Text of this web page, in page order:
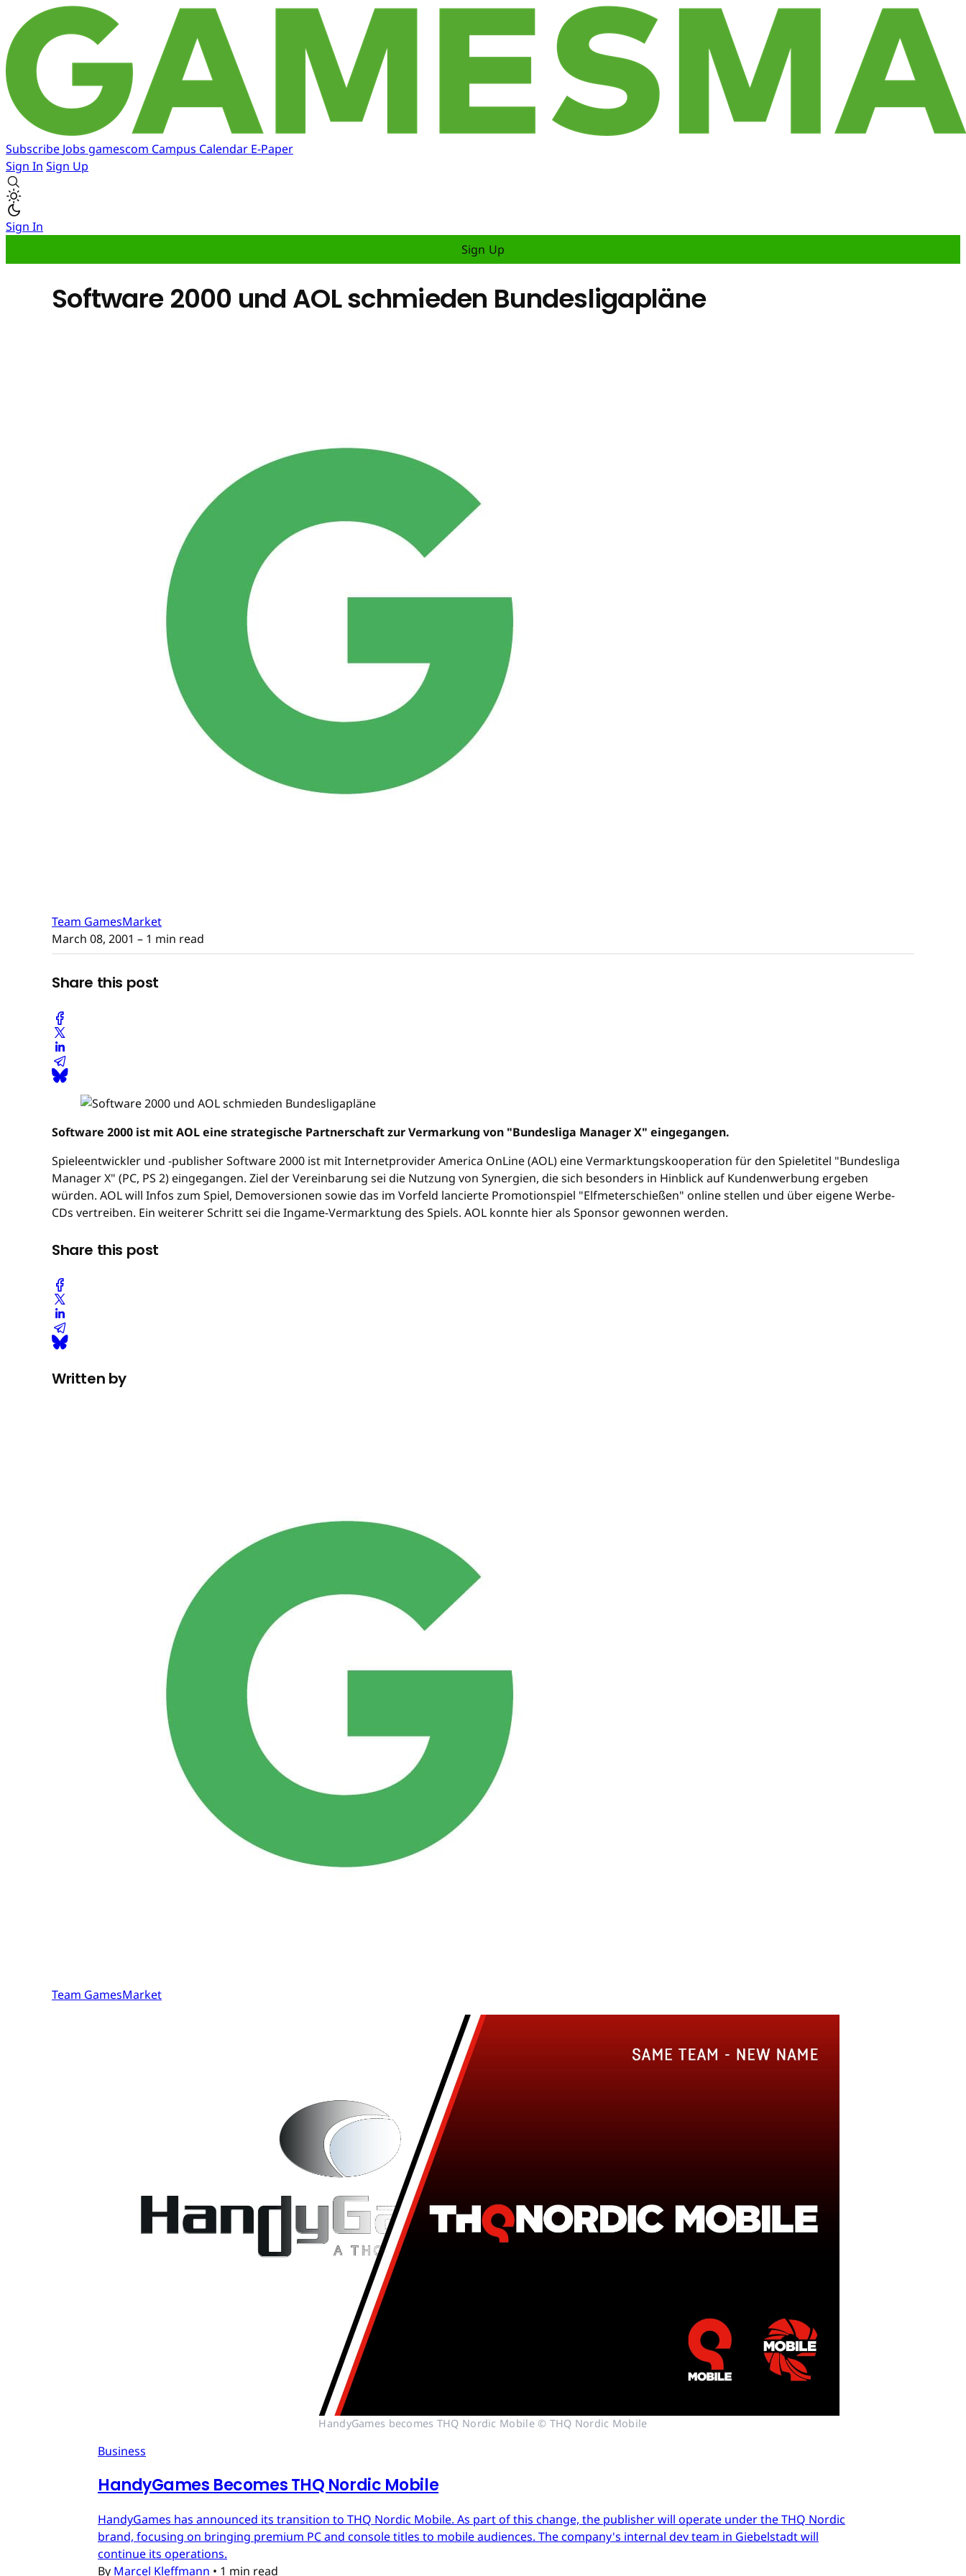
Subscribe Jobs gamescom Campus Calendar E-Paper
Sign In Sign Up
Sign In
Sign Up
Software 2000 und AOL schmieden Bundesligapläne
Team GamesMarket
March 08, 2001 – 1 min read
Share this post
Software 2000 ist mit AOL eine strategische Partnerschaft zur Vermarkung von "Bundesliga Manager X" eingegangen.
Spieleentwickler und -publisher Software 2000 ist mit Internetprovider America OnLine (AOL) eine Vermarktungskooperation für den Spieletitel "Bundesliga
Manager X" (PC, PS 2) eingegangen. Ziel der Vereinbarung sei die Nutzung von Synergien, die sich besonders in Hinblick auf Kundenwerbung ergeben
würden. AOL will Infos zum Spiel, Demoversionen sowie das im Vorfeld lancierte Promotionspiel "Elfmeterschießen" online stellen und über eigene Werbe-
CDs vertreiben. Ein weiterer Schritt sei die Ingame-Vermarktung des Spiels. AOL konnte hier als Sponsor gewonnen werden.
Share this post
Written by
Team GamesMarket
HandyGames becomes THQ Nordic Mobile © THQ Nordic Mobile
Business
HandyGames Becomes THQ Nordic Mobile
HandyGames has announced its transition to THQ Nordic Mobile. As part of this change, the publisher will operate under the THQ Nordic
brand, focusing on bringing premium PC and console titles to mobile audiences. The company's internal dev team in Giebelstadt will
continue its operations.
By Marcel Kleffmann • 1 min read